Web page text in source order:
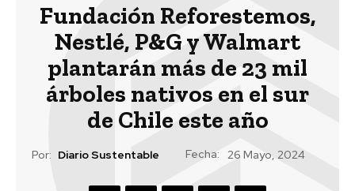
Fundación Reforestemos,
Nestlé, P&G y Walmart
plantarán más de 23 mil
árboles nativos en el sur
de Chile este año
Por: Diario Sustentable Fecha: 26 Mayo, 2024